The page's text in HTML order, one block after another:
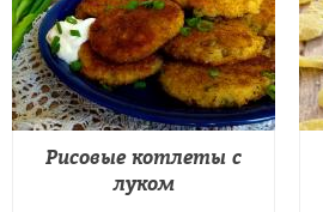
Рисовые котлеты с
луком